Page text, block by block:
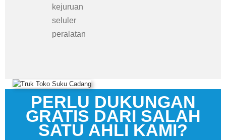
kejuruan
seluler
peralatan
PERLU DUKUNGAN
GRATIS DARI SALAH
SATU AHLI KAMI?